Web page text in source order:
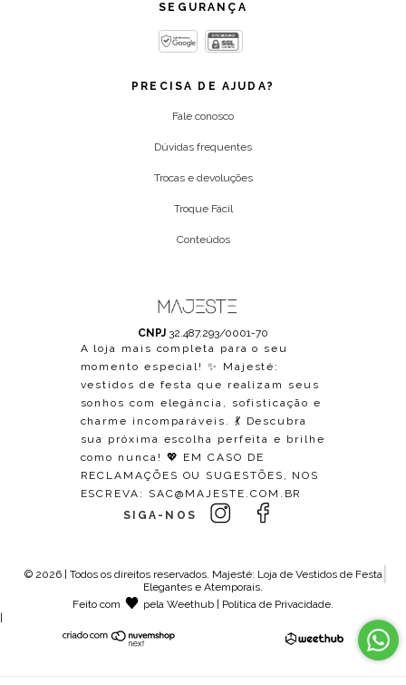
SEGURANÇA
PRECISA DE AJUDA?
Fale conosco
Dúvidas frequentes
Trocas e devoluções
Troque Fácil
Conteúdos
CNPJ 32.487.293/0001-70
A loja mais completa para o seu
momento especial! ✨ Majesté:
vestidos de festa que realizam seus
sonhos com elegância, sofisticação e
charme incomparáveis. 💃 Descubra
sua próxima escolha perfeita e brilhe
como nunca! 💖 EM CASO DE
RECLAMAÇÕES OU SUGESTÕES, NOS
ESCREVA: SAC@MAJESTE.COM.BR
SIGA-NOS
© 2026 | Todos os direitos reservados. Majesté: Loja de Vestidos de Festa
Elegantes e Atemporais.
Feito com
pelaWeethub Política de Privacidade.
|